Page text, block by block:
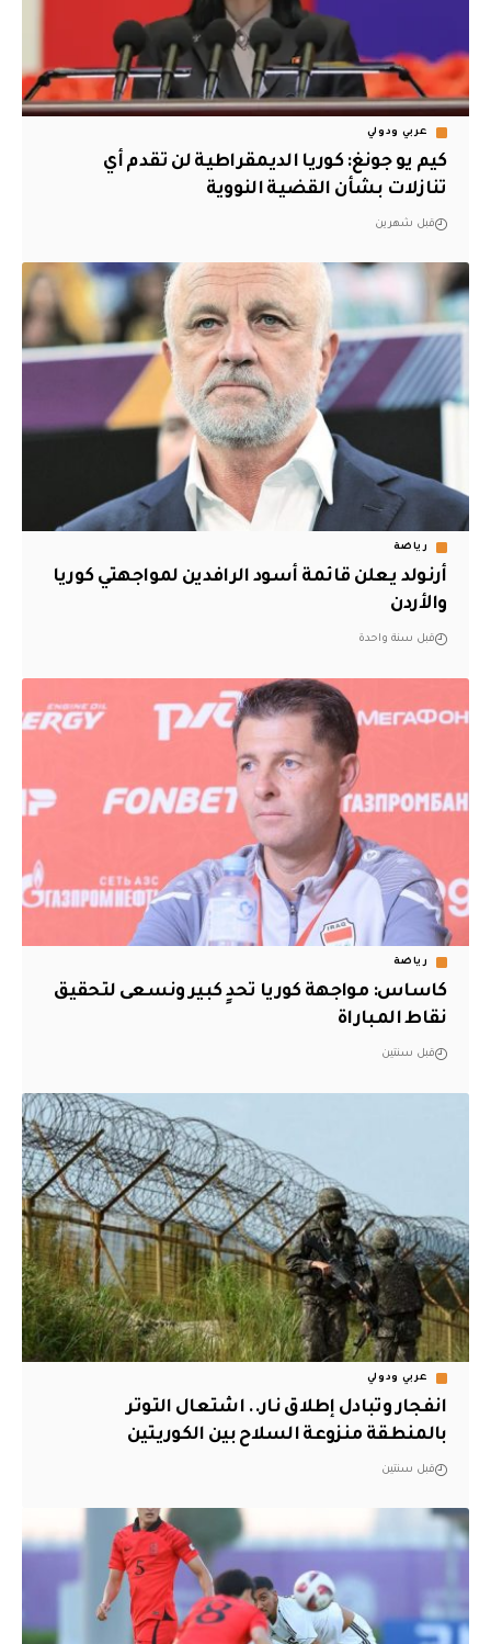
عربي ودولي
كيم يو جونغ: كوريا الديمقراطية لن تقدم أي
تنازلات بشأن القضية النووية
قبل شهرين
رياضة
‏أرنولد يعلن قائمة أسود الرافدين لمواجهتي كوريا
والأردن‬
قبل سنة واحدة
رياضة
كاساس: مواجهة كوريا تحدٍ كبير ونسعى لتحقيق
نقاط المباراة
قبل سنتين
عربي ودولي
انفجار وتبادل إطلاق نار.. اشتعال التوتر
بالمنطقة منزوعة السلاح بين الكوريتين
قبل سنتين